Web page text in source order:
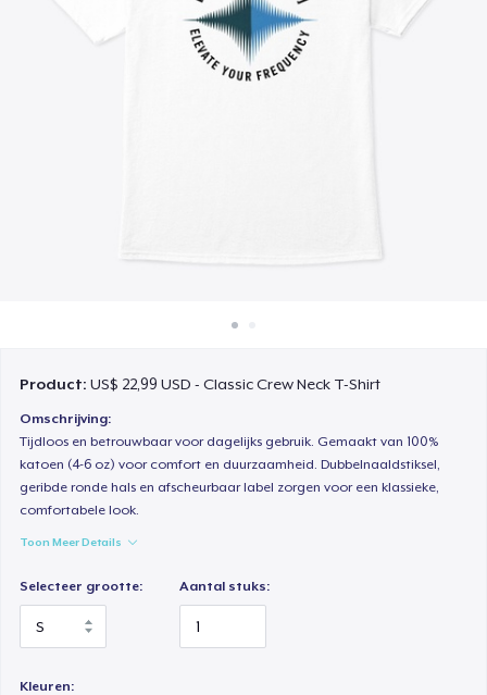
Verkoop overal
Product:US$ 22,99 USD - Classic Crew Neck T-Shirt
Omschrijving:
Tijdloos en betrouwbaar voor dagelijks gebruik. Gemaakt van 100%
katoen (4-6 oz) voor comfort en duurzaamheid. Dubbelnaaldstiksel,
geribde ronde hals en afscheurbaar label zorgen voor een klassieke,
comfortabele look.
Toon Meer Details
Selecteer grootte: Aantal stuks:
Kleuren: